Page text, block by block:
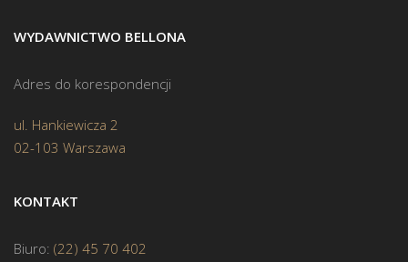
WYDAWNICTWO BELLONA
Adres do korespondencji
ul. Hankiewicza 2
02-103 Warszawa
KONTAKT
Biuro: (22) 45 70 402